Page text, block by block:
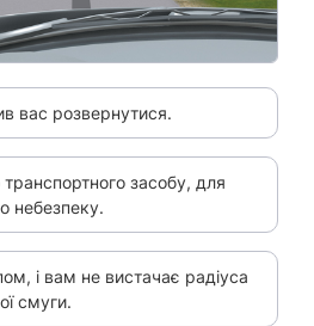
вас розвернутися.
засобу, для
небезпеку.
і вам не вистачає радіуса
смуги.